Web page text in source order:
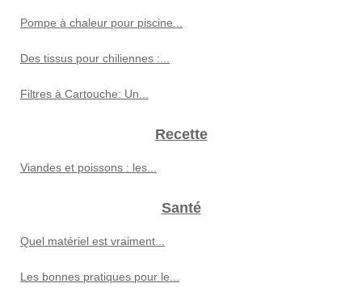
Pompe à chaleur pour piscine...
Des tissus pour chiliennes :...
Filtres à Cartouche: Un...
Recette
Viandes et poissons : les...
Santé
Quel matériel est vraiment...
Les bonnes pratiques pour le...